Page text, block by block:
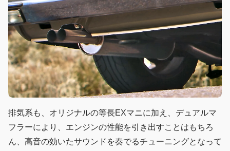
排気系も、オリジナルの等長EXマニに加え、デュアルマ
フラーにより、エンジンの性能を引き出すことはもちろ
ん、高音の効いたサウンドを奏でるチューニングとなって